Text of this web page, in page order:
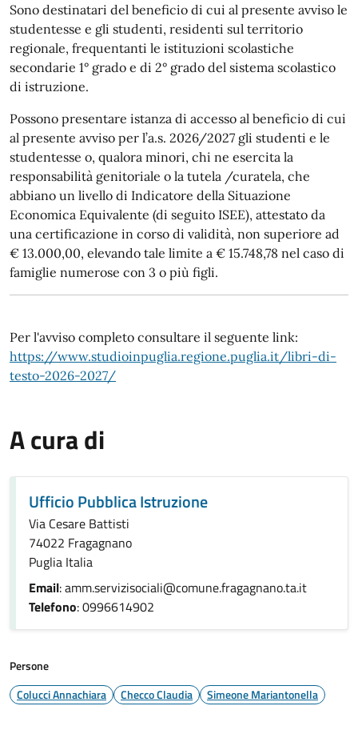
Sono destinatari del beneficio di cui al presente avviso le
studentesse e gli studenti, residenti sul territorio
regionale, frequentanti le istituzioni scolastiche
secondarie 1° grado e di 2° grado del sistema scolastico
di istruzione.
Possono presentare istanza di accesso al beneficio di cui
al presente avviso per l’a.s. 2026/2027 gli studenti e le
studentesse o, qualora minori, chi ne esercita la
responsabilità genitoriale o la tutela /curatela, che
abbiano un livello di Indicatore della Situazione
Economica Equivalente (di seguito ISEE), attestato da
una certificazione in corso di validità, non superiore ad
€ 13.000,00, elevando tale limite a € 15.748,78 nel caso di
famiglie numerose con 3 o più figli.
Per l'avviso completo consultare il seguente link:
https://www.studioinpuglia.regione.puglia.it/libri-di-
testo-2026-2027/
A cura di
Ufficio Pubblica Istruzione
Via Cesare Battisti
74022 Fragagnano
Puglia Italia
Email: amm.servizisociali@comune.fragagnano.ta.it
Telefono: 0996614902
Persone
Colucci Annachiara
Checco Claudia Simeone Mariantonella